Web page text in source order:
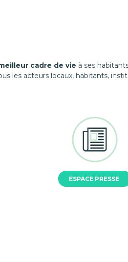
cadre de vie à ses
les acteurs locaux, habitants,
ESPACE PRESSE